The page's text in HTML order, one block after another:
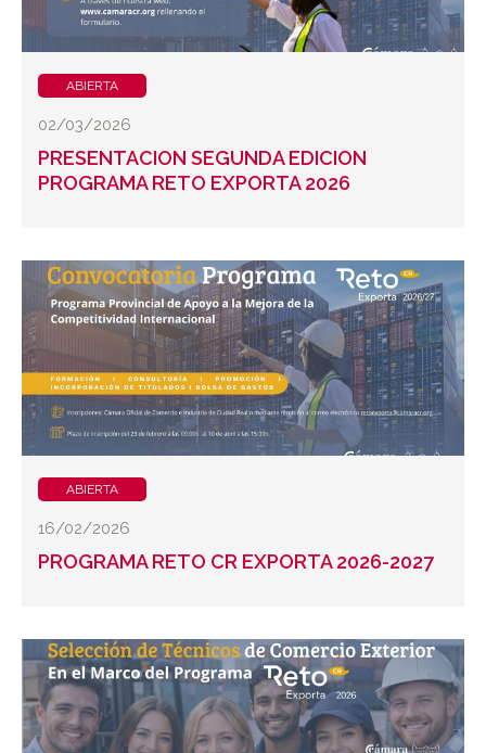
ABIERTA
02/03/2026
PRESENTACION SEGUNDA EDICION
PROGRAMA RETO EXPORTA 2026
ABIERTA
16/02/2026
PROGRAMA RETO CR EXPORTA 2026-2027